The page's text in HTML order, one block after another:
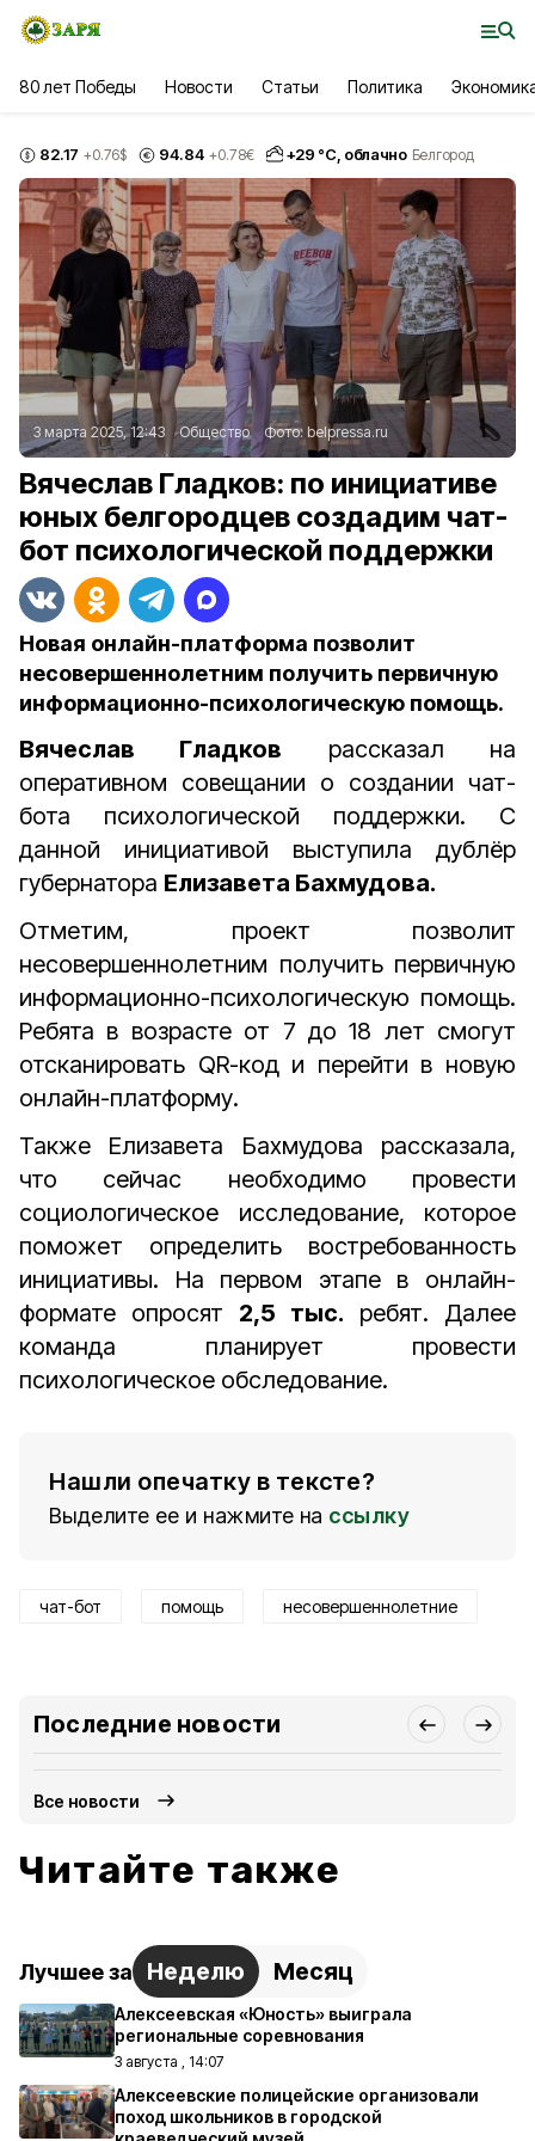
80 лет Победы Новости Статьи Политика
82.17 +0.76$ 94.84 +0.78€ +29 °С, облачно Белгород
3 марта 2025, 12:43 Общество Фото: belpressa.ru
Вячеслав Гладков: по инициативе
юных белгородцев создадим чат-
бот психологической поддержки
Новая онлайн-платформа позволит
несовершеннолетним получить первичную
информационно-психологическую помощь.
Вячеслав Гладков рассказал на
оперативном совещании о создании чат-
бота психологической поддержки. С
данной инициативой выступила дублёр
губернатора Елизавета Бахмудова.
Отметим, проект позволит
несовершеннолетним получить первичную
информационно-психологическую помощь.
Ребята в возрасте от 7 до 18 лет смогут
отсканировать QR-код и перейти в новую
онлайн-платформу.
Также Елизавета Бахмудова рассказала,
что сейчас необходимо провести
социологическое исследование, которое
поможет определить востребованность
инициативы. На первом этапе в онлайн-
формате опросят 2,5 тыс. ребят. Далее
команда планирует провести
психологическое обследование.
Нашли опечатку в тексте?
Выделите ее и нажмите на ссылку
чат-бот помощь несовершеннолетние
Последние новости
Все новости
Читайте также
Лучшее за Неделю Месяц
Алексеевская «Юность» выиграла
региональные соревнования
3 августа , 14:07
Алексеевские полицейские организовали
поход школьников в городской